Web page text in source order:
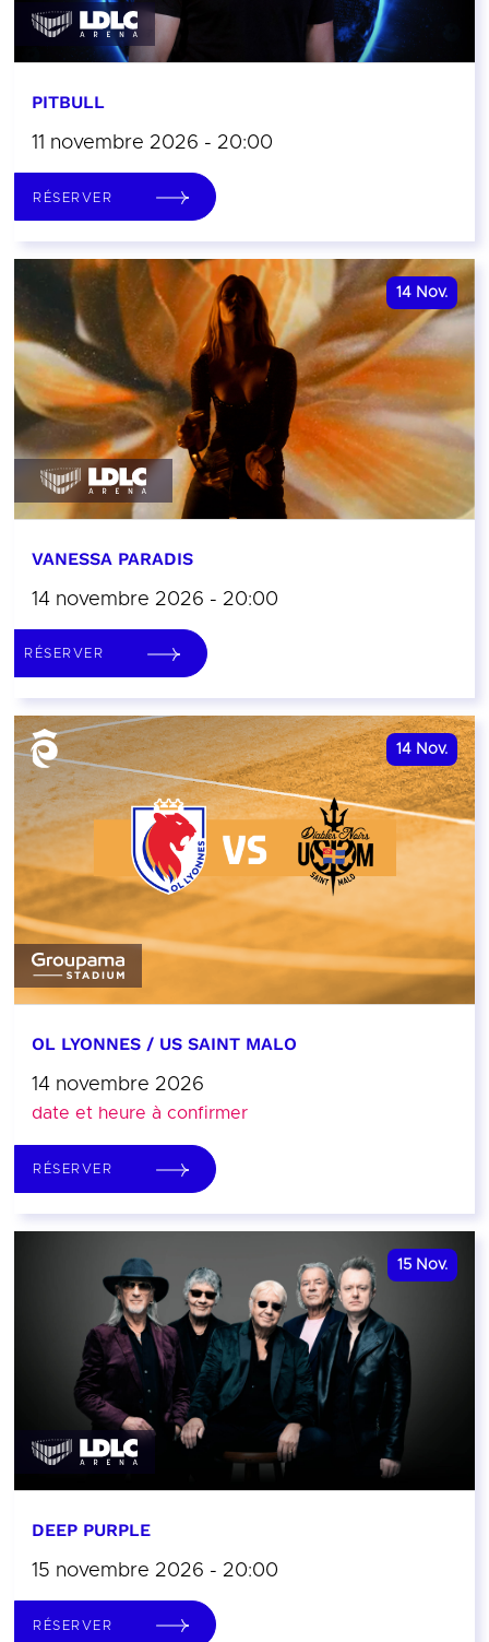
PITBULL
11 novembre 2026 - 20:00
RÉSERVER
14 Nov.
VANESSA PARADIS
14 novembre 2026 - 20:00
RÉSERVER
14 Nov.
OL LYONNES / US SAINT MALO
14 novembre 2026
date et heure à confirmer
RÉSERVER
15 Nov.
DEEP PURPLE
15 novembre 2026 - 20:00
RÉSERVER